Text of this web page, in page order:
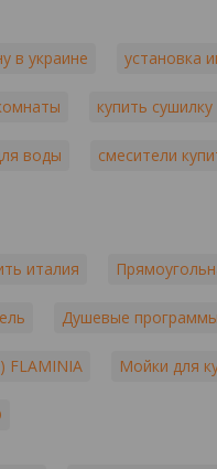
в украине установка
купить
воды смесители
италия
Душевые
FLAMINIA Мойки для